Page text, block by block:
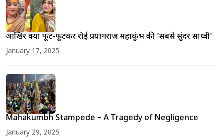
आखिर क्यों फूट-फूटकर रोई प्रयागराज महाकुंभ की 'सबसे सुंदर साध्वी'
January 17, 2025
Mahakumbh Stampede – A Tragedy of Negligence
January 29, 2025